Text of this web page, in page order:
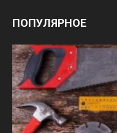
ПОПУЛЯРНОЕ